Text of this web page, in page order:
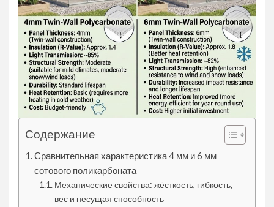
Содержание
Сравнительная характеристика 4 мм и 6 мм
сотового поликарбоната
Механические свойства: жёсткость, гибкость,
вес и несущая способность